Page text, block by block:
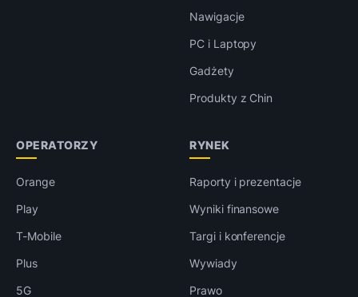
Nawigacje
PC i Laptopy
Gadżety
Produkty z Chin
OPERATORZY
Orange
Play
T-Mobile
Plus
5G
RYNEK
Raporty i prezentacje
Wyniki finansowe
Targi i konferencje
Wywiady
Prawo